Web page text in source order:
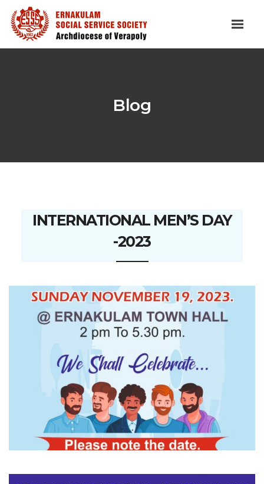
Blog
INTERNATIONAL MEN’S DAY
-2023